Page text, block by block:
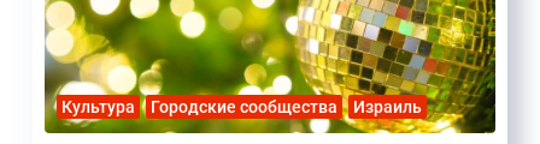
Культура Городские сообщества Израиль